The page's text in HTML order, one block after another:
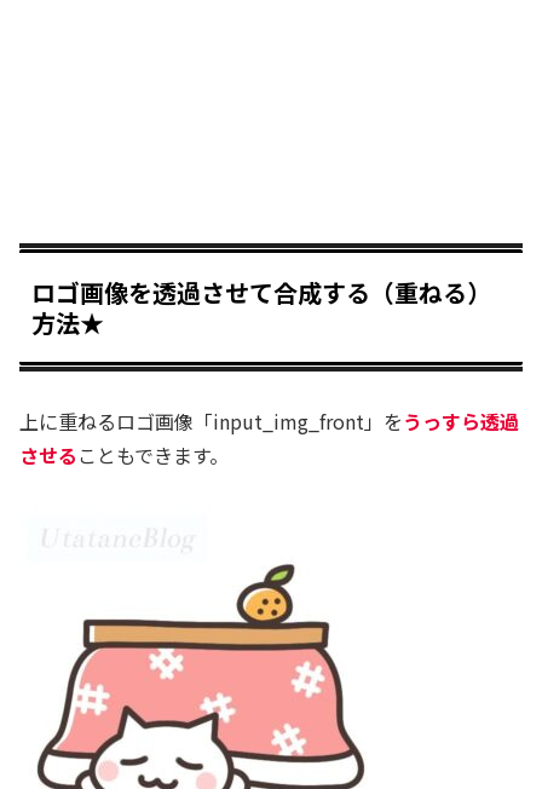
ロゴ画像を透過させて合成する（重ねる）
方法★
上に重ねるロゴ画像「input_img_front」をうっすら透過
させる こともできます。